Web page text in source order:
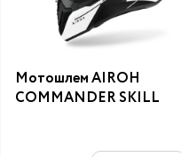
Мотошлем AIROH
COMMANDER SKILL